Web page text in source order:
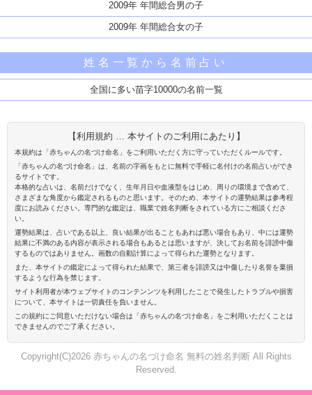
2009年 年間総合男の子
2009年 年間総合女の子
姓名一覧から名前占い
全国に多い苗字10000の名前一覧
【利用規約 … 本サイトのご利用にあたり】
本規約は「赤ちゃんの名づけ命名」をご利用いただく方に守っていただくルールです。
「赤ちゃんの名づけ命名」は、名前の字画をもとに無料で手軽に名付けの名前占いができ
るサイトです。
本格的な占いは、名前だけでなく、生年月日や血液型をはじめ、周りの環境まで含めて、
さまざまな角度から鑑定されるものと思います。そのため、本サイトの運勢結果は参考程
度にお読みください。専門的な鑑定は、職業で姓名判断をされている方にご相談くださ
い。
運勢結果は、占いである以上、良い結果が出ることもあれば悪い場合もあり、中には運勢
結果に不満のある内容が表示される場合もあるとは思いますが、決してお名前を誹謗中傷
するものではありません。画数の自動計算によって得られた運勢となります。
また、本サイトの鑑定によって得られた結果で、第三者を誹謗又は中傷したり名誉を棄損
するような行為を禁じます。
サイト利用者が本ウェブサイトのコンテンンツを利用したことで発生したトラブルや損害
について、本サイトは一切責任を負いません。
この規約にご同意いただけない場合は「赤ちゃんの名づけ命名」をご利用いただくことは
できませんのでご了承ください。
Copyright(C)2026 赤ちゃんの名づけ命名 無料の姓名判断 All Rights
Reserved.